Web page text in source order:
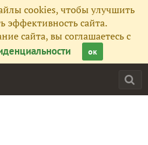
cookies, чтобы улучшить
эффективность сайта.
сайта, вы соглашаетесь с
ок